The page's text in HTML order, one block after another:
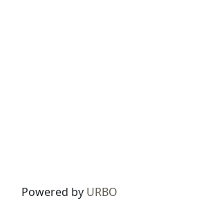
Powered by URBO